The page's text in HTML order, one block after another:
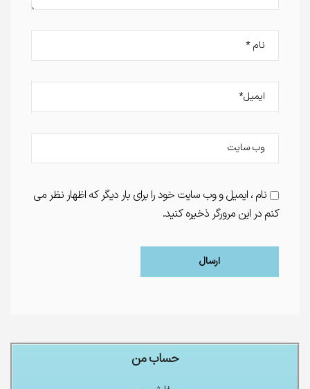
نام ، ایمیل و وب سایت خود را برای بار دیگر که اظهار نظر می
کنم در این مرورگر ذخیره کنید.
حساب من